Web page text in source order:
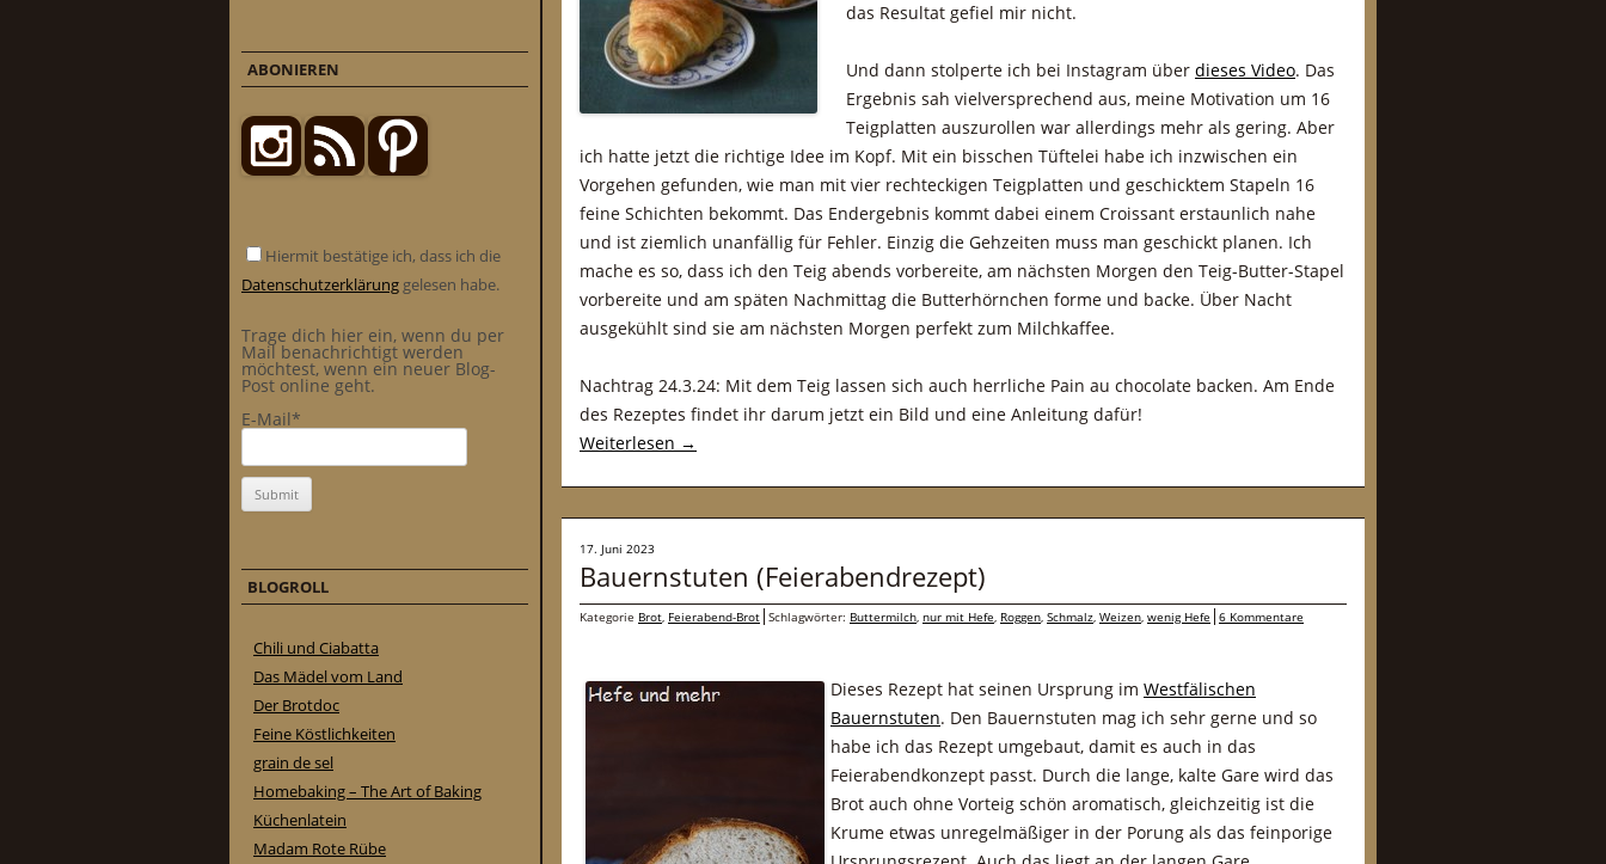
das Resultat gefiel mir nicht.
Und dann stolperte ich bei Instagram über dieses Video. Das
Ergebnis sah vielversprechend aus, meine Motivation um 16
Teigplatten auszurollen war allerdings mehr als gering. Aber
ich hatte jetzt die richtige Idee im Kopf. Mit ein bisschen Tüftelei habe ich inzwischen ein
Vorgehen gefunden, wie man mit vier rechteckigen Teigplatten und geschicktem Stapeln 16
feine Schichten bekommt. Das Endergebnis kommt dabei einem Croissant erstaunlich nahe
und ist ziemlich unanfällig für Fehler. Einzig die Gehzeiten muss man geschickt planen. Ich
mache es so, dass ich den Teig abends vorbereite, am nächsten Morgen den Teig-Butter-Stapel
vorbereite und am späten Nachmittag die Butterhörnchen forme und backe. Über Nacht
ausgekühlt sind sie am nächsten Morgen perfekt zum Milchkaffee.
Nachtrag 24.3.24: Mit dem Teig lassen sich auch herrliche Pain au chocolate backen. Am Ende
des Rezeptes findet ihr darum jetzt ein Bild und eine Anleitung dafür!
Weiterlesen →
17. Juni 2023
Bauernstuten (Feierabendrezept)
Kategorie Brot, Feierabend-Brot Schlagwörter: Buttermilch, nur mit Hefe, Roggen, Schmalz, Weizen, wenig Hefe 6 Kommentare
Dieses Rezept hat seinen Ursprung im Westfälischen
Bauernstuten. Den Bauernstuten mag ich sehr gerne und so
habe ich das Rezept umgebaut, damit es auch in das
Feierabendkonzept passt. Durch die lange, kalte Gare wird das
Brot auch ohne Vorteig schön aromatisch, gleichzeitig ist die
Krume etwas unregelmäßiger in der Porung als das feinporige
ABONIEREN
Hiermit bestätige ich, dass ich die
Datenschutzerklärung gelesen habe.
Trage dich hier ein, wenn du per
Mail benachrichtigt werden
möchtest, wenn ein neuer Blog-
Post online geht.
E-Mail*
BLOGROLL
Chili und Ciabatta
Das Mädel vom Land
Der Brotdoc
Feine Köstlichkeiten
grain de sel
Homebaking – The Art of Baking
Küchenlatein
Madam Rote Rübe